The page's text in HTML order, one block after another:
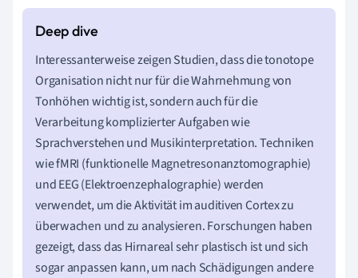
Interessanterweise zeigen Studien, dass die tonotope
Organisation nicht nur für die Wahrnehmung von
Tonhöhen wichtig ist, sondern auch für die
Verarbeitung komplizierter Aufgaben wie
Sprachverstehen und Musikinterpretation. Techniken
wie fMRI (funktionelle Magnetresonanztomographie)
und EEG (Elektroenzephalographie) werden
verwendet, um die Aktivität im auditiven Cortex zu
überwachen und zu analysieren. Forschungen haben
gezeigt, dass das Hirnareal sehr plastisch ist und sich
sogar anpassen kann, um nach Schädigungen andere